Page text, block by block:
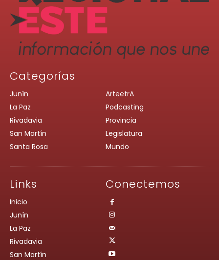
Categorías
Junín
La Paz
Rivadavia
San Martín
Santa Rosa
ArteetrA
Podcasting
Provincia
Legislatura
Mundo
Links
Inicio
Junín
La Paz
Rivadavia
San Martín
Conectemos